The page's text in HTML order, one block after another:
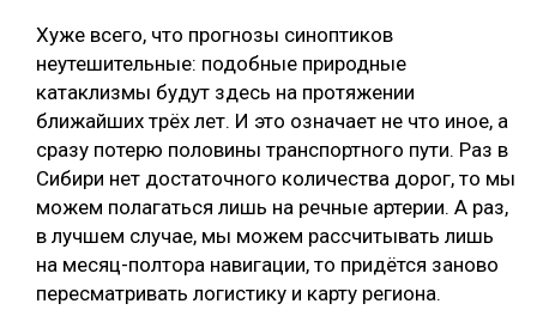
Хуже всего, что прогнозы синоптиков
неутешительные: подобные природные
катаклизмы будут здесь на протяжении
ближайших трёх лет. И это означает не что иное, а
сразу потерю половины транспортного пути. Раз в
Сибири нет достаточного количества дорог, то мы
можем полагаться лишь на речные артерии. А раз,
в лучшем случае, мы можем рассчитывать лишь
на месяц-полтора навигации, то придётся заново
пересматривать логистику и карту региона.